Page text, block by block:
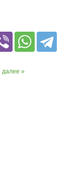
далее »